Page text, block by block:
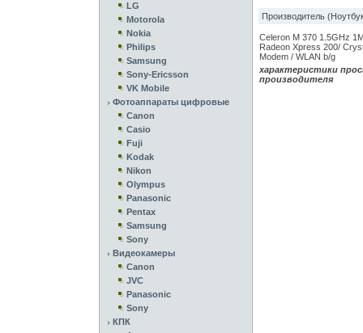
LG
Motorola
Nokia
Philips
Samsung
Sony-Ericsson
VK Mobile
Фотоаппараты цифровые
Canon
Casio
Fuji
Kodak
Nikon
Olympus
Panasonic
Pentax
Samsung
Sony
Видеокамеры
Canon
JVC
Panasonic
Sony
КПК
Производитель
Celeron M 370 1.5GHz
Radeon Xpress 200/
Modem / WLAN b/g
характеристики
производителя